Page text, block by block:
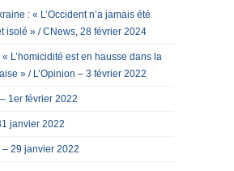
: « L’Occident n’a jamais été
isolé » / CNews, 28 février 2024
L’homicidité est en hausse dans la
» / L’Opinion – 3 février 2022
1er février 2022
janvier 2022
– 29 janvier 2022